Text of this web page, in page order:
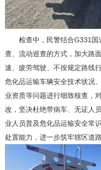
检查中，民警结合G331
查、流动巡查的方式，加大路
速、疲劳驾驶、不按规定路线
危化品运输车辆安全技术状况
业资质等问题进行细致核查，
改，坚决杜绝带病车、无证人
业人员普及危化品运输安全常
处置能力，进一步筑牢辖区道